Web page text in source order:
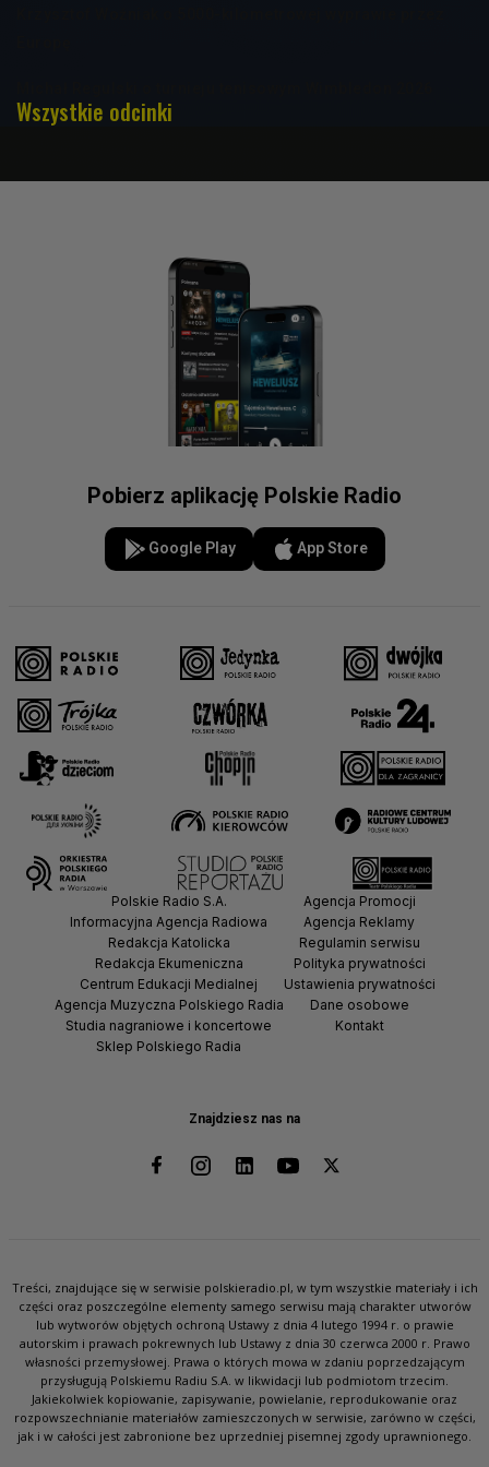
Wszystkie odcinki
Pobierz aplikację Polskie Radio
Google Play App Store
Znajdziesz nas na
Polskie Radio S.A.
Informacyjna Agencja Radiowa
Redakcja Katolicka
Redakcja Ekumeniczna
Centrum Edukacji Medialnej
Agencja Muzyczna Polskiego Radia
Studia nagraniowe i koncertowe
Sklep Polskiego Radia
Agencja Promocji
Agencja Reklamy
Regulamin serwisu
Polityka prywatności
Ustawienia prywatności
Dane osobowe
Kontakt
Treści, znajdujące się w serwisie polskieradio.pl, w tym wszystkie materiały i ich
części oraz poszczególne elementy samego serwisu mają charakter utworów
lub wytworów objętych ochroną Ustawy z dnia 4 lutego 1994 r. o prawie
autorskim i prawach pokrewnych lub Ustawy z dnia 30 czerwca 2000 r. Prawo
własności przemysłowej. Prawa o których mowa w zdaniu poprzedzającym
przysługują Polskiemu Radiu S.A. w likwidacji lub podmiotom trzecim.
Jakiekolwiek kopiowanie, zapisywanie, powielanie, reprodukowanie oraz
rozpowszechnianie materiałów zamieszczonych w serwisie, zarówno w części,
jak i w całości jest zabronione bez uprzedniej pisemnej zgody uprawnionego.